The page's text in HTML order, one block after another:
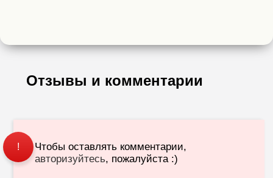
Отзывы и комментарии
!
Чтобы оставлять комментарии,
авторизуйтесь, пожалуйста :)